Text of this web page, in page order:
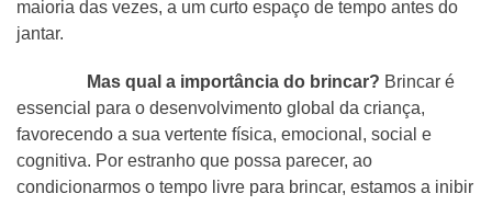
maioria das vezes, a um curto espaço de tempo antes do
jantar.
Mas qual a importância do brincar? Brincar é
essencial para o desenvolvimento global da criança,
favorecendo a sua vertente física, emocional, social e
cognitiva. Por estranho que possa parecer, ao
condicionarmos o tempo livre para brincar, estamos a inibir